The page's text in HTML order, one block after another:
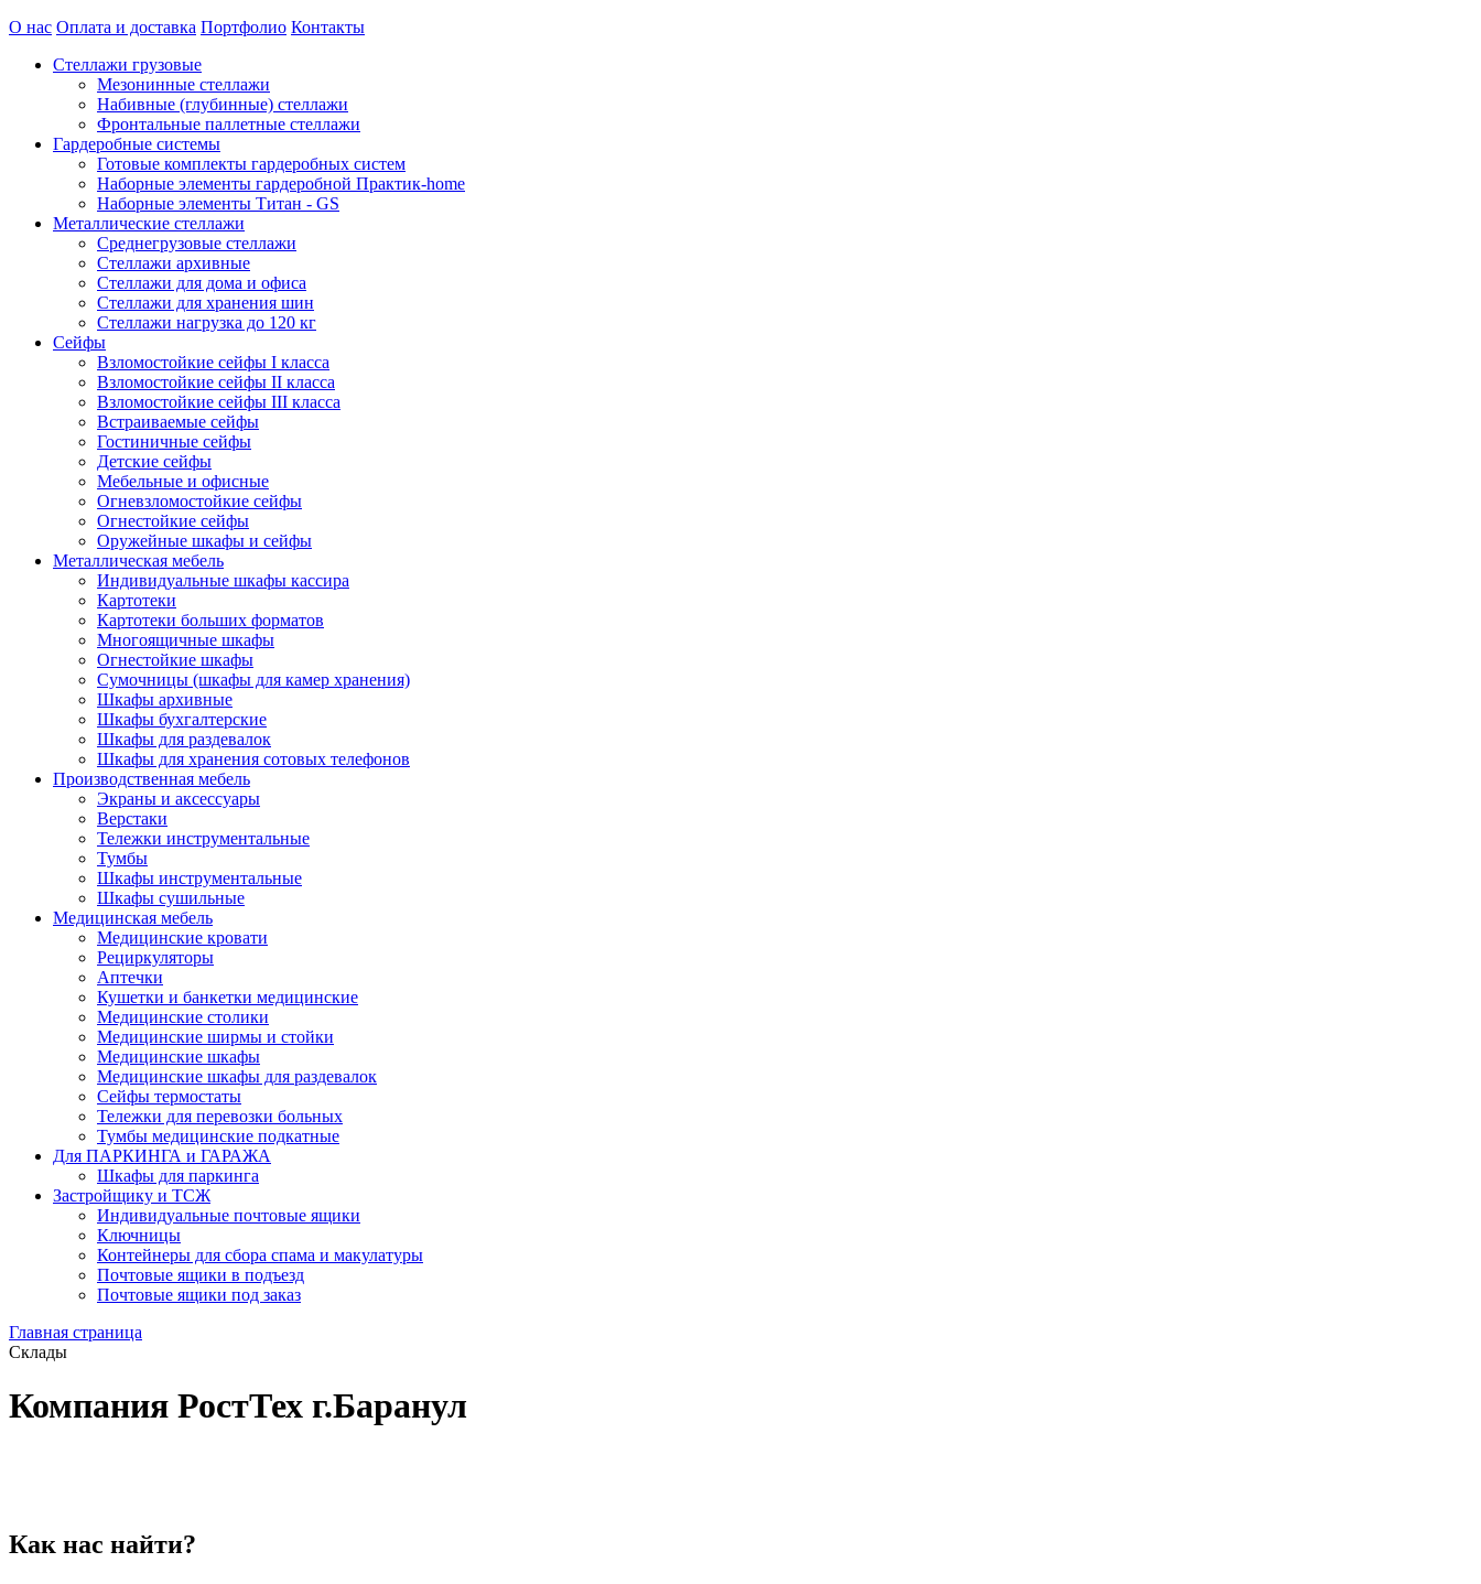
О нас Оплата и доставка Портфолио Контакты
Стеллажи грузовые
Мезонинные стеллажи
Набивные (глубинные) стеллажи
Фронтальные паллетные стеллажи
Гардеробные системы
Готовые комплекты гардеробных систем
Наборные элементы гардеробной Практик-home
Наборные элементы Титан - GS
Металлические стеллажи
Среднегрузовые стеллажи
Стеллажи архивные
Стеллажи для дома и офиса
Стеллажи для хранения шин
Стеллажи нагрузка до 120 кг
Сейфы
Взломостойкие сейфы I класса
Взломостойкие сейфы II класса
Взломостойкие сейфы III класса
Встраиваемые сейфы
Гостиничные сейфы
Детские сейфы
Мебельные и офисные
Огневзломостойкие сейфы
Огнестойкие сейфы
Оружейные шкафы и сейфы
Металлическая мебель
Индивидуальные шкафы кассира
Картотеки
Картотеки больших форматов
Многоящичные шкафы
Огнестойкие шкафы
Сумочницы (шкафы для камер хранения)
Шкафы архивные
Шкафы бухгалтерские
Шкафы для раздевалок
Шкафы для хранения сотовых телефонов
Производственная мебель
Экраны и аксессуары
Верстаки
Тележки инструментальные
Тумбы
Шкафы инструментальные
Шкафы сушильные
Медицинская мебель
Медицинские кровати
Рециркуляторы
Аптечки
Кушетки и банкетки медицинские
Медицинские столики
Медицинские ширмы и стойки
Медицинские шкафы
Медицинские шкафы для раздевалок
Сейфы термостаты
Тележки для перевозки больных
Тумбы медицинские подкатные
Для ПАРКИНГА и ГАРАЖА
Шкафы для паркинга
Застройщику и ТСЖ
Индивидуальные почтовые ящики
Ключницы
Контейнеры для сбора спама и макулатуры
Почтовые ящики в подъезд
Почтовые ящики под заказ
Главная страница
Склады
Компания РостТех г.Баранул
Как нас найти?